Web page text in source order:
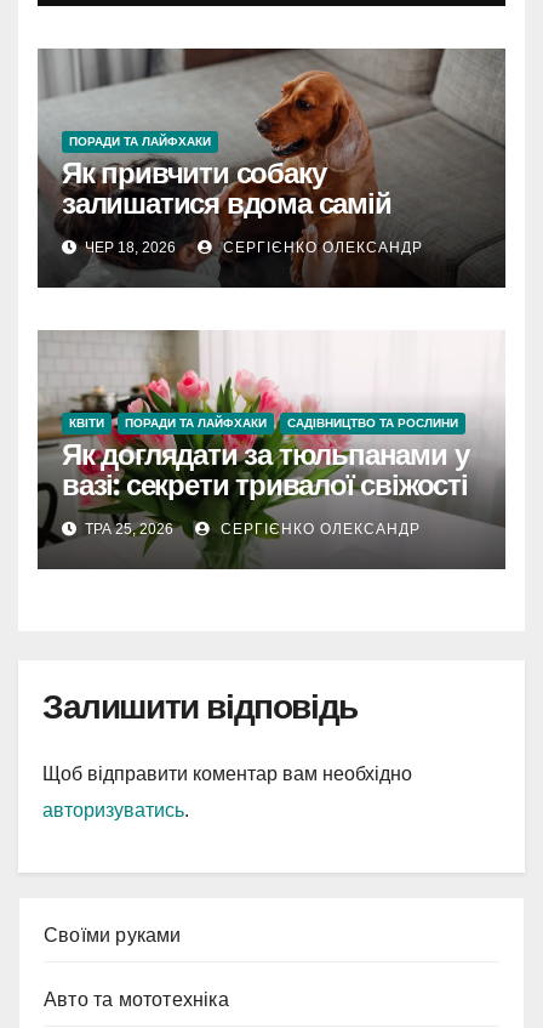
ПОРАДИ ТА ЛАЙФХАКИ
Як привчити собаку
залишатися вдома самій
ЧЕР 18, 2026 СЕРГІЄНКО ОЛЕКСАНДР
КВІТИ ПОРАДИ ТА ЛАЙФХАКИ САДІВНИЦТВО ТА РОСЛИНИ
Як доглядати за тюльпанами у
вазі: секрети тривалої свіжості
ТРА 25, 2026 СЕРГІЄНКО ОЛЕКСАНДР
Залишити відповідь
Щоб відправити коментар вам необхідно
авторизуватись.
Cвоїми руками
Авто та мототехніка